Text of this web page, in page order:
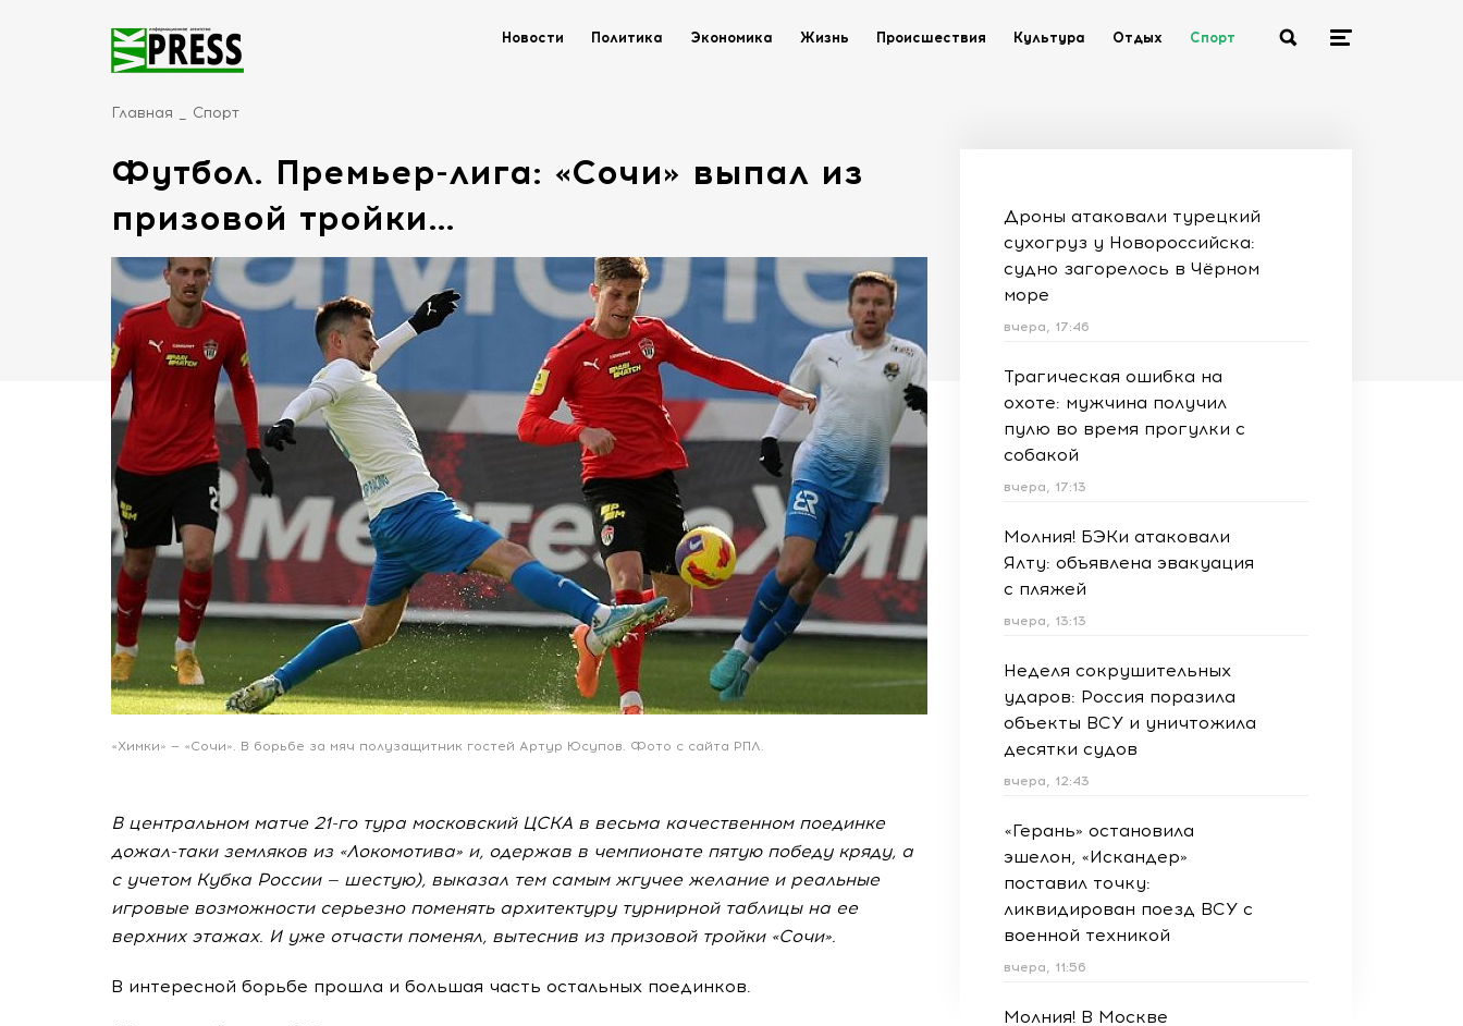
Новости Политика Экономика Жизнь Происшествия Культура Отдых Спорт
Главная Спорт
Футбол. Премьер-лига: «Сочи» выпал из
призовой тройки…
«Химки» — «Сочи». В борьбе за мяч полузащитник гостей Артур Юсупов. Фото с сайта РПЛ.
В центральном матче 21-го тура московский ЦСКА в весьма качественном поединке
дожал-таки земляков из «Локомотива» и, одержав в чемпионате пятую победу кряду, а
с учетом Кубка России — шестую), выказал тем самым жгучее желание и реальные
игровые возможности серьезно поменять архитектуру турнирной таблицы на ее
верхних этажах. И уже отчасти поменял, вытеснив из призовой тройки «Сочи».
В интересной борьбе прошла и большая часть остальных поединков.
Дроны атаковали турецкий
сухогруз у Новороссийска:
судно загорелось в Чёрном
море
вчера, 17:46
Трагическая ошибка на
охоте: мужчина получил
пулю во время прогулки с
собакой
вчера, 17:13
Молния! БЭКи атаковали
Ялту: объявлена эвакуация
с пляжей
вчера, 13:13
Неделя сокрушительных
ударов: Россия поразила
объекты ВСУ и уничтожила
десятки судов
вчера, 12:43
«Герань» остановила
эшелон, «Искандер»
поставил точку:
ликвидирован поезд ВСУ с
военной техникой
вчера, 11:56
Молния! В Москве